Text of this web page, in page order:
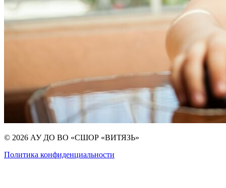
© 2026 АУ ДО ВО «СШОР «ВИТЯЗЬ»
Политика конфиденциальности